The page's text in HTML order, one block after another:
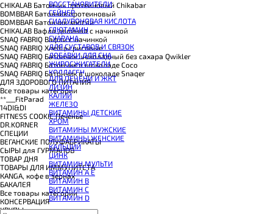
ВОССТАНОВИТЕЛИ
ГЕЙНЕР
ГИАЛУРОНОВАЯ КИСЛОТА
ГЛЮТАМИН
ГУАРАНА
ДЛЯ СУСТАВОВ И СВЯЗОК
ДОБАВКИ ДЛЯ СНА
ЖИРОСЖИГАТЕЛИ
КОЛЛАГЕН
КОЭНЗИМ Q10
КРЕАТИН
ПОЛЕЗНЫЕ ЖИРЫ
ПРОТЕИН
ПРОТЕИНОВОЕ ПЕЧЕНЬЕ
ПРОТЕИНОВЫЕ БАТОНЧИКИ
ПРОТЕИНОВЫЕ КАШИ
ТЕСТОБУСТЕРЫ
ЦИТРУЛЛИН МАЛАТ
ПРЕДТРЕНИРОВОЧНЫЕ КОМПЛЕКСЫ
ЭНЕРГЕТИКИ И ЖИРОСЖИГАТЕЛИ#
ДЛЯ ПЕЧЕНИ И ЖКТ
ЛИЗИН
КАЛИЙ
ЖЕЛЕЗО
ВИТАМИНЫ ДЕТСКИЕ
ХРОМ
ВИТАМИНЫ МУЖСКИЕ
ВИТАМИНЫ ЖЕНСКИЕ
КАЛЬЦИЙ
ЦИНК
ВИТАМИН МУЛЬТИ
ВИТАМИН A E
ВИТАМИН B
ВИТАМИН C
ВИТАМИН D
CHIKALAB Батончик протеиновый Chikabar
BOMBBAR Батончик протеиновый
BOMBBAR Батончик-мюсли
CHIKALAB Вафля двойная с начинкой
SNAQ FABRIQ Вафли с начинкой
SNAQ FABRIQ Хлебцы рисовые
SNAQ FABRIQ Батончик шоколадный без сахара Qwikler
SNAQ FABRIQ Батончик в шоколаде Coco
SNAQ FABRIQ Батончик в шоколаде Snaqer
ДЛЯ ЗДОРОВОГО ПИТАНИЯ
Все товары категории
**___FitParad
14DI&DI
FITNESS COOKIE Печенье
DR.KORNER
СПЕЦИИ
ВЕГАНСКИЕ ПОЛУФАБРИКАТЫ
СЫРЫ для ГУРМАНОВ
TОВАР ДНЯ
TОВАРЫ ДЛЯ ИММУНИТЕТА
КANGA, кофе в зернах
БАКАЛЕЯ
Все товары категории
КОНСЕРВАЦИЯ
КРУПЫ